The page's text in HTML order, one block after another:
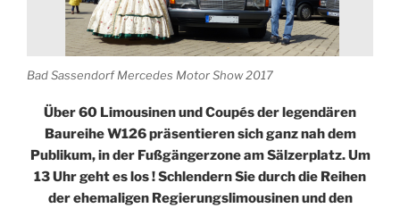
Bad Sassendorf Mercedes Motor Show 2017
Über 60 Limousinen und Coupés der legendären
Baureihe W126 präsentieren sich ganz nah dem
Publikum, in der Fußgängerzone am Sälzerplatz. Um
13 Uhr geht es los ! Schlendern Sie durch die Reihen
der ehemaligen Regierungslimousinen und den